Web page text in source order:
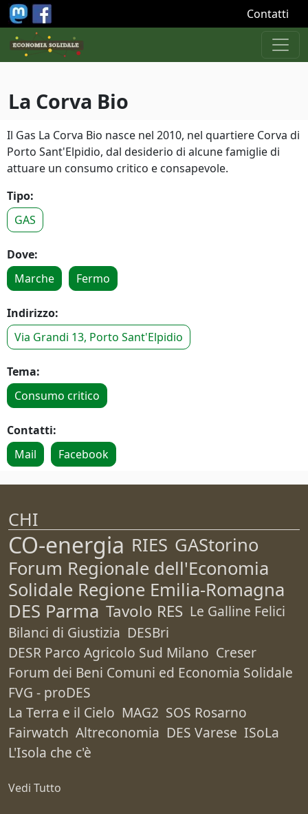
Salta al contenuto principale Contatti
La Corva Bio
Il Gas La Corva Bio nasce nel 2010, nel quartiere Corva di
Porto Sant'Elpidio, dal desiderio di alcune famiglie di
attuare un consumo critico e consapevole.
Tipo:
GAS
Dove:
Marche
Fermo
Indirizzo:
Via Grandi 13, Porto Sant'Elpidio
Tema:
Consumo critico
Contatti:
Mail
Facebook
CHI
CO-energia RIES GAStorino
Forum Regionale dell'Economia
Solidale Regione Emilia-Romagna
DES Parma Tavolo RES Le Galline Felici
Bilanci di Giustizia DESBri
DESR Parco Agricolo Sud Milano Creser
Forum dei Beni Comuni ed Economia Solidale
FVG - proDES
La Terra e il Cielo MAG2 SOS Rosarno
Fairwatch Altreconomia DES Varese ISoLa
L'Isola che c'è
Vedi Tutto